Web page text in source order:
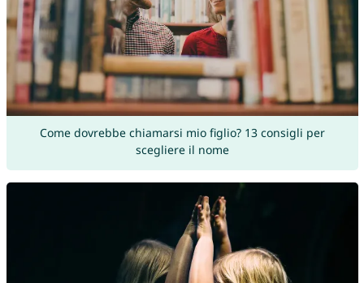
Come dovrebbe chiamarsi mio figlio? 13 consigli per
scegliere il nome